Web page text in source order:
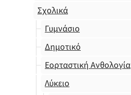
Σχολικά
Γυμνάσιο
Δημοτικό
Εορταστική Ανθολογία
Λύκειο